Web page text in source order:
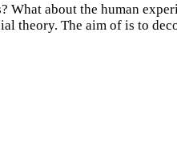
about the human
theory. The aim of is to